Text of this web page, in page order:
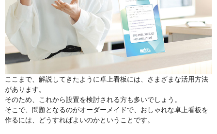
ここまで、解説してきたように卓上看板には、さまざまな活用方法
があります。
そのため、これから設置を検討される方も多いでしょう。
そこで、問題となるのがオーダーメイドで、おしゃれな卓上看板を
作るには、どうすればよいのかということです。